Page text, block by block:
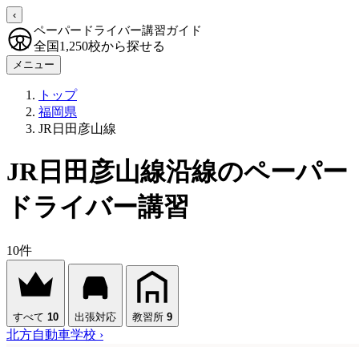
‹
ペーパードライバー講習ガイド
全国1,250校から探せる
メニュー
トップ
福岡県
JR日田彦山線
JR日田彦山線沿線のペーパー
ドライバー講習
10件
すべて 10 出張対応 教習所 9
北方自動車学校 ›